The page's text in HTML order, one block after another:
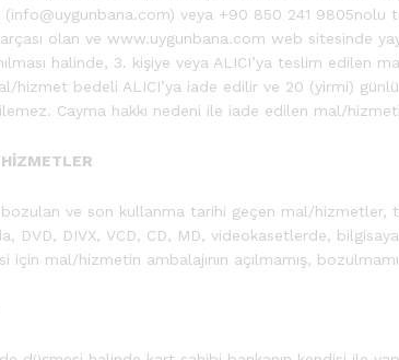
(info@uygunbana.com) veya +90 850 241 9805nolu
olan ve www.uygunbana.com web sitesinde
halinde, 3. kişiye veya ALICI’ya teslim edilen
hizmet bedeli ALICI’ya iade edilir ve 20 (yirmi)
Cayma hakkı nedeni ile iade edilen mal/
ve son kullanma tarihi geçen mal/hizmetler,
DVD, DIVX, VCD, CD, MD, videokasetlerde,
mal/hizmetin ambalajının açılmamış,